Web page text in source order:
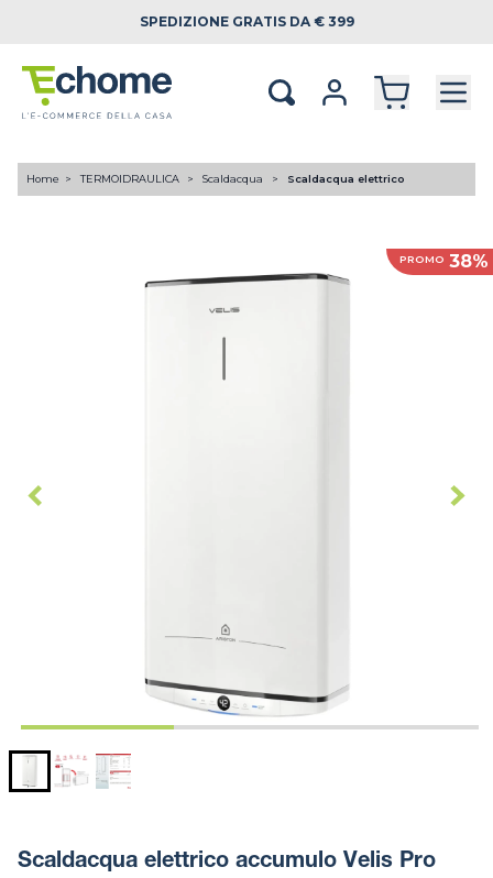
SPEDIZIONE GRATIS DA € 399
Home TERMOIDRAULICA Scaldacqua Scaldacqua elettrico
PROMO 38%
Scaldacqua elettrico accumulo Velis Pro